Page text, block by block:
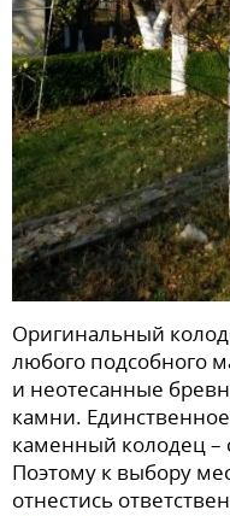
Оригинальный
любого подсобного
и неотесанные
камни.
каменный колодец –
Поэтому к выбору
отнестись